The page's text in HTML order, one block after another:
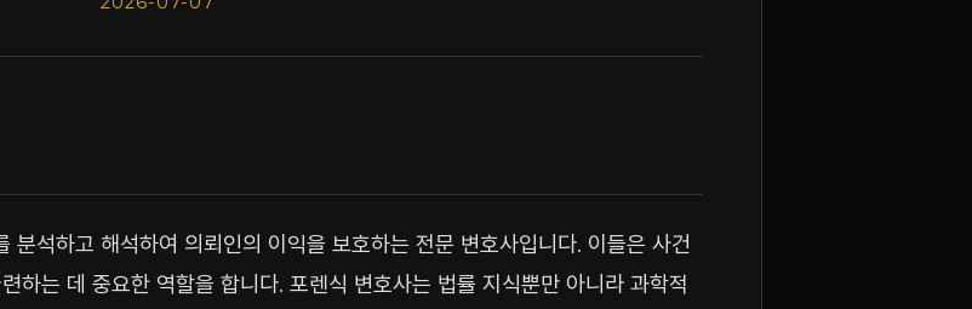
분석하고 해석하여 의뢰인의 이익을 보호하는 전문 변호사입니다. 이들은 사건
하는 데 중요한 역할을 합니다. 포렌식 변호사는 법률 지식뿐만 아니라 과학적